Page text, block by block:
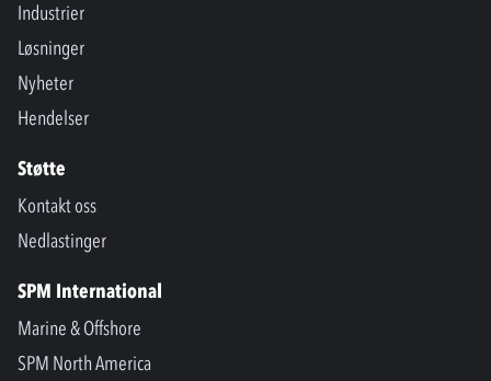
Industrier
Løsninger
Nyheter
Hendelser
Støtte
Kontakt oss
Nedlastinger
SPM International
Marine & Offshore
SPM North America